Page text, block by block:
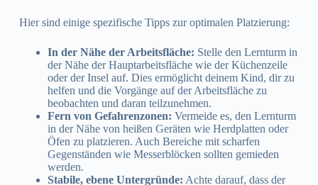
Hier sind einige spezifische Tipps zur optimalen Platzierung:
In der Nähe der Arbeitsfläche: Stelle den Lernturm in
der Nähe der Hauptarbeitsfläche wie der Küchenzeile
oder der Insel auf. Dies ermöglicht deinem Kind, dir zu
helfen und die Vorgänge auf der Arbeitsfläche zu
beobachten und daran teilzunehmen.
Fern von Gefahrenzonen: Vermeide es, den Lernturm
in der Nähe von heißen Geräten wie Herdplatten oder
Öfen zu platzieren. Auch Bereiche mit scharfen
Gegenständen wie Messerblöcken sollten gemieden
werden.
Stabile, ebene Untergründe: Achte darauf, dass der